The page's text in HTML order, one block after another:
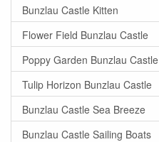
Bunzlau Castle Kitten
Flower Field Bunzlau Castle
Poppy Garden Bunzlau Castle
Tulip Horizon Bunzlau Castle
Bunzlau Castle Sea Breeze
Bunzlau Castle Sailing Boats